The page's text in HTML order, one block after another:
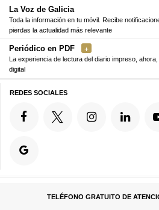
La Voz de Galicia
Toda la información en tu móvil. Recibe
pierdas la actualidad más relevante
Periódico en PDF
La experiencia de lectura del diario impreso,
digital
REDES SOCIALES
TELÉFONO GRATUITO DE